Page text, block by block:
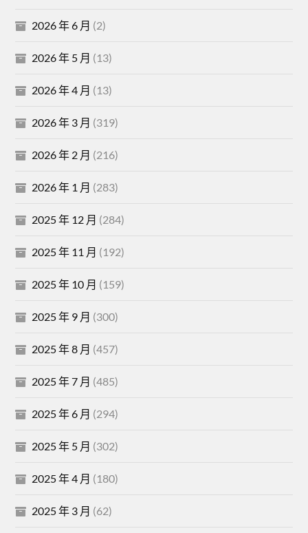
2026 年 6 月 (2)
2026 年 5 月 (13)
2026 年 4 月 (13)
2026 年 3 月 (319)
2026 年 2 月 (216)
2026 年 1 月 (283)
2025 年 12 月 (284)
2025 年 11 月 (192)
2025 年 10 月 (159)
2025 年 9 月 (300)
2025 年 8 月 (457)
2025 年 7 月 (485)
2025 年 6 月 (294)
2025 年 5 月 (302)
2025 年 4 月 (180)
2025 年 3 月 (62)